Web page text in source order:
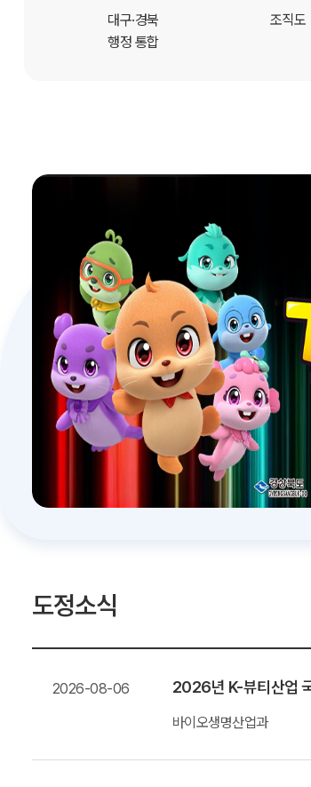
대구·경북
행정 통합
조직도
도정소식
2026-08-06 2026년 K-뷰티산업
바이오생명산업과